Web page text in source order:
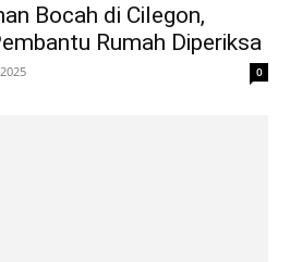
Bocah di Cilegon,
Rumah Diperiksa
0